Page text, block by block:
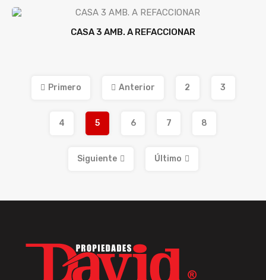
CASA 3 AMB. A REFACCIONAR
Primero Anterior 2 3
4 5 6 7 8
Siguiente Último